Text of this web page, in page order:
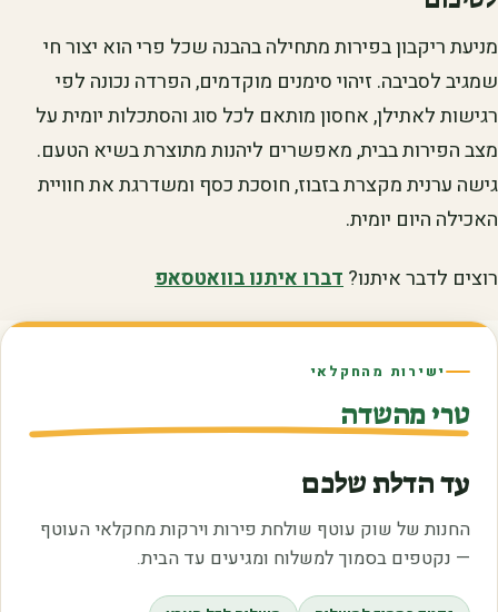
מניעת ריקבון בפירות מתחילה בהבנה שכל פרי הוא יצור חי
שמגיב לסביבה. זיהוי סימנים מוקדמים, הפרדה נכונה לפי
רגישות לאתילן, אחסון מותאם לכל סוג והסתכלות יומית על
מצב הפירות בבית, מאפשרים ליהנות מתוצרת בשיא הטעם.
גישה ערנית מקצרת בזבוז, חוסכת כסף ומשדרגת את חוויית
האכילה היום יומית.
רוצים לדבר איתנו?דברו איתנו בוואטסאפ
ישירות מהחקלאי
טרי מהשדה
עד הדלת שלכם
החנות של שוק עוטף שולחת פירות וירקות מחקלאי העוטף
— נקטפים בסמוך למשלוח ומגיעים עד הבית.